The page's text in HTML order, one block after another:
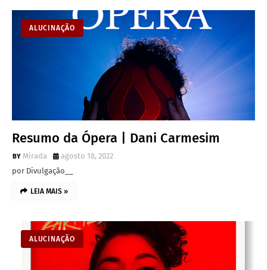
ALUCINAÇÃO
Resumo da Ópera | Dani Carmesim
Mirada
agosto 18, 2022
por Divulgação__
LEIA MAIS »
ALUCINAÇÃO